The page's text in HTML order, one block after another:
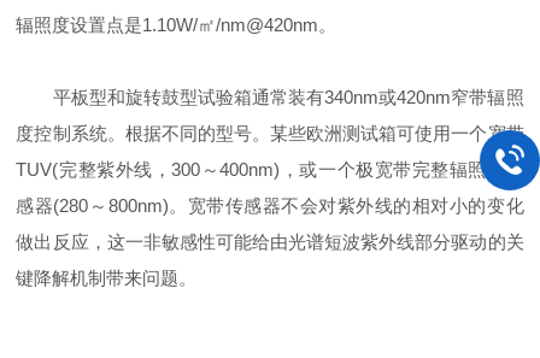
辐照度设置点是1.10W/㎡/nm@420nm。
平板型和旋转鼓型试验箱通常装有340nm或420nm窄带辐照
度控制系统。根据不同的型号。某些欧洲测试箱可使用一个宽带
TUV(完整紫外线，300～400nm)，或一个极宽带完整辐照度传
感器(280～800nm)。宽带传感器不会对紫外线的相对小的变化
做出反应，这一非敏感性可能给由光谱短波紫外线部分驱动的关
键降解机制带来问题。